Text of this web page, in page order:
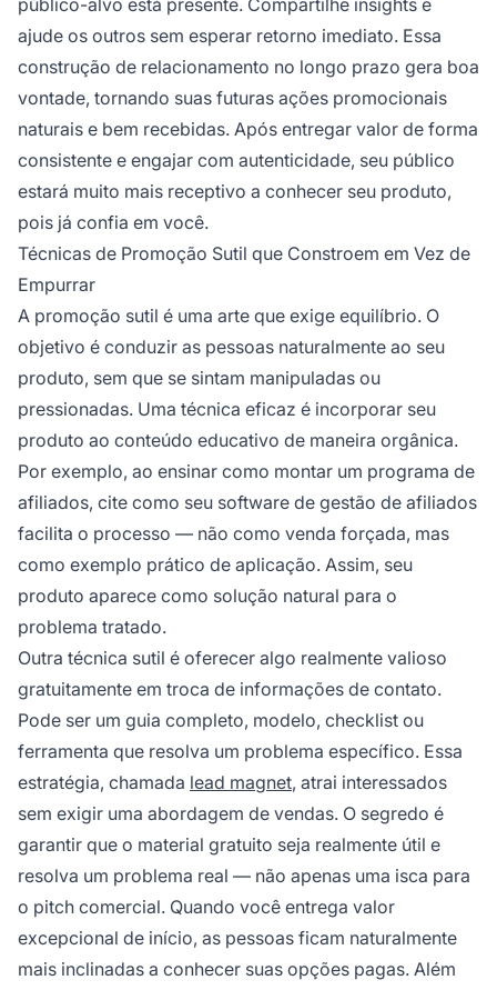
público-alvo está presente. Compartilhe insights e
ajude os outros sem esperar retorno imediato. Essa
construção de relacionamento no longo prazo gera boa
vontade, tornando suas futuras ações promocionais
naturais e bem recebidas. Após entregar valor de forma
consistente e engajar com autenticidade, seu público
estará muito mais receptivo a conhecer seu produto,
pois já confia em você.
Técnicas de Promoção Sutil que Constroem em Vez de
Empurrar
A promoção sutil é uma arte que exige equilíbrio. O
objetivo é conduzir as pessoas naturalmente ao seu
produto, sem que se sintam manipuladas ou
pressionadas. Uma técnica eficaz é incorporar seu
produto ao conteúdo educativo de maneira orgânica.
Por exemplo, ao ensinar como montar um programa de
afiliados, cite como seu software de gestão de afiliados
facilita o processo — não como venda forçada, mas
como exemplo prático de aplicação. Assim, seu
produto aparece como solução natural para o
problema tratado.
Outra técnica sutil é oferecer algo realmente valioso
gratuitamente em troca de informações de contato.
Pode ser um guia completo, modelo, checklist ou
ferramenta que resolva um problema específico. Essa
estratégia, chamada lead magnet, atrai interessados
sem exigir uma abordagem de vendas. O segredo é
garantir que o material gratuito seja realmente útil e
resolva um problema real — não apenas uma isca para
o pitch comercial. Quando você entrega valor
excepcional de início, as pessoas ficam naturalmente
mais inclinadas a conhecer suas opções pagas. Além